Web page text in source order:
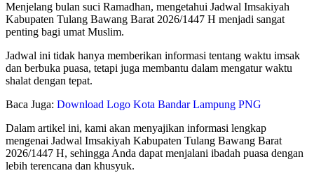
Menjelang bulan suci Ramadhan, mengetahui Jadwal Imsakiyah
Kabupaten Tulang Bawang Barat 2026/1447 H menjadi sangat
penting bagi umat Muslim.
Jadwal ini tidak hanya memberikan informasi tentang waktu imsak
dan berbuka puasa, tetapi juga membantu dalam mengatur waktu
shalat dengan tepat.
Baca Juga: Download Logo Kota Bandar Lampung PNG
Dalam artikel ini, kami akan menyajikan informasi lengkap
mengenai Jadwal Imsakiyah Kabupaten Tulang Bawang Barat
2026/1447 H, sehingga Anda dapat menjalani ibadah puasa dengan
lebih terencana dan khusyuk.